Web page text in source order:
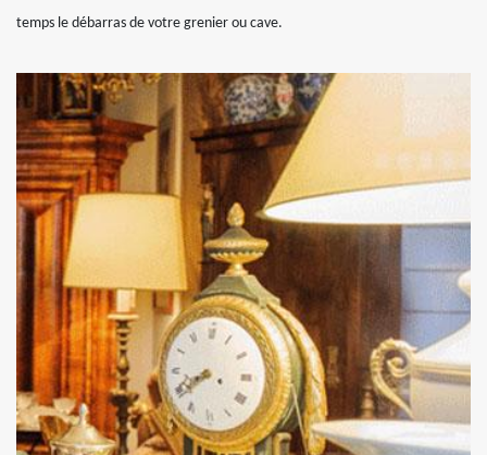
temps le débarras de votre grenier ou cave.